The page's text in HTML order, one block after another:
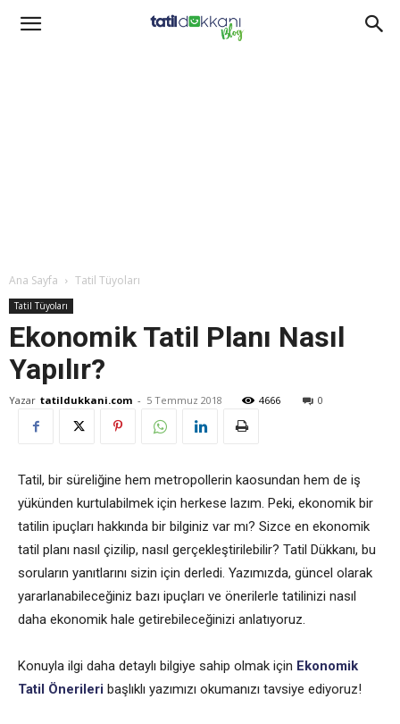
Ana Sayfa Tatil Tüyoları
Tatil Tüyoları
Ekonomik Tatil Planı Nasıl
Yapılır?
Yazar tatildukkani.com - 5 Temmuz 2018 4666 0
Tatil, bir süreliğine hem metropollerin kaosundan hem de iş
yükünden kurtulabilmek için herkese lazım. Peki, ekonomik bir
tatilin ipuçları hakkında bir bilginiz var mı? Sizce en ekonomik
tatil planı nasıl çizilip, nasıl gerçekleştirilebilir? Tatil Dükkanı, bu
soruların yanıtlarını sizin için derledi. Yazımızda, güncel olarak
yararlanabileceğiniz bazı ipuçları ve önerilerle tatilinizi nasıl
daha ekonomik hale getirebileceğinizi anlatıyoruz.
Konuyla ilgi daha detaylı bilgiye sahip olmak için Ekonomik
Tatil Önerileri başlıklı yazımızı okumanızı tavsiye ediyoruz!